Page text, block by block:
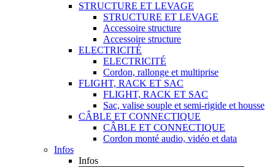
STRUCTURE ET LEVAGE
STRUCTURE ET LEVAGE
Accessoire structure
Accessoire structure
ELECTRICITÉ
ELECTRICITÉ
Cordon, rallonge et multiprise
FLIGHT, RACK ET SAC
FLIGHT, RACK ET SAC
Sac, valise souple et semi-rigide et housse
CÂBLE ET CONNECTIQUE
CÂBLE ET CONNECTIQUE
Cordon monté audio, vidéo et data
Infos
Infos